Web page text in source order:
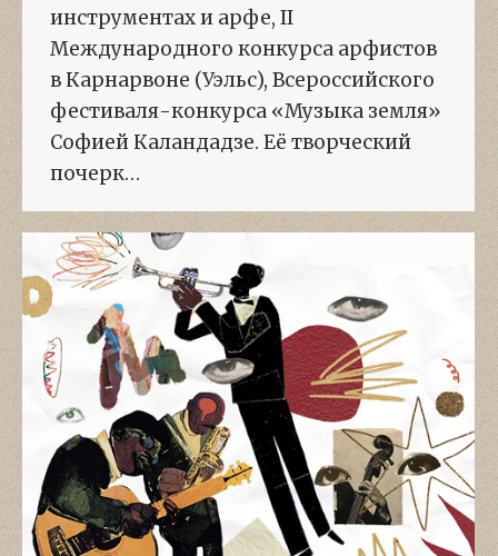
инструментах и арфе, II
Международного конкурса арфистов
в Карнарвоне (Уэльс), Всероссийского
фестиваля-конкурса «Музыка земля»
Софией Каландадзе. Её творческий
почерк…